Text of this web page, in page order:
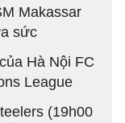
Makassar
sức
Hà Nội FC
League
(19h00